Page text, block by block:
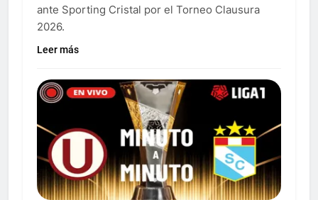
ante Sporting Cristal por el Torneo Clausura
2026.
Leer más